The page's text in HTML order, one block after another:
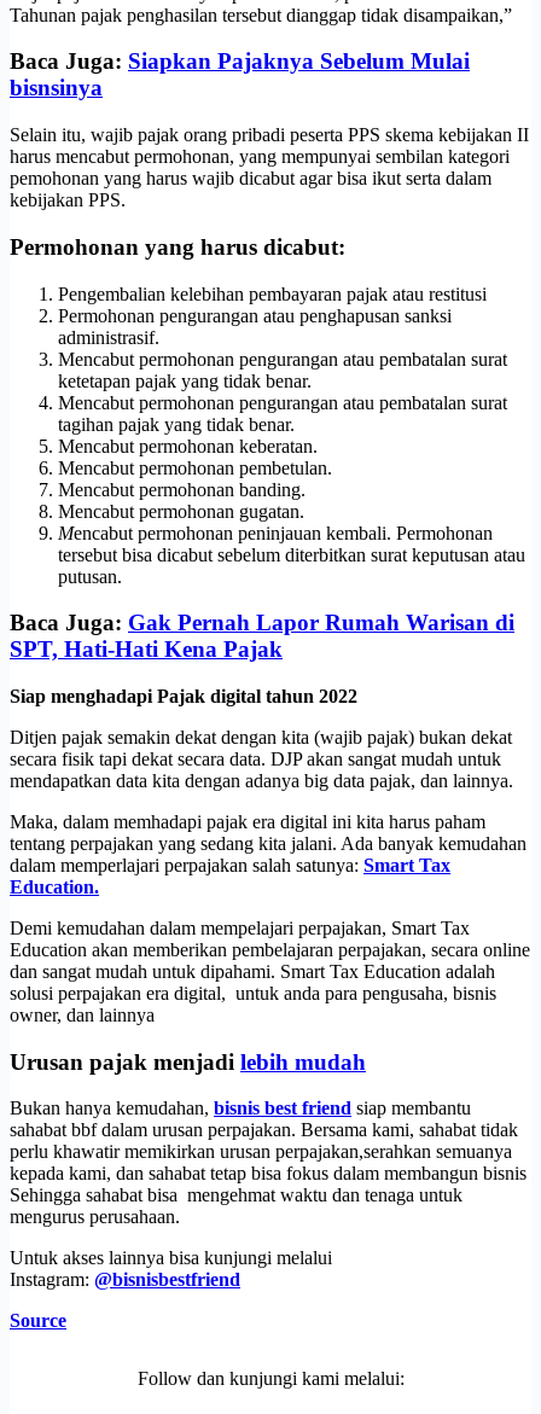
Tahunan pajak penghasilan tersebut dianggap tidak disampaikan,”
Baca Juga: Siapkan Pajaknya Sebelum Mulai
bisnsinya
Selain itu, wajib pajak orang pribadi peserta PPS skema kebijakan II
harus mencabut permohonan, yang mempunyai sembilan kategori
pemohonan yang harus wajib dicabut agar bisa ikut serta dalam
kebijakan PPS.
Permohonan yang harus dicabut:
Pengembalian kelebihan pembayaran pajak atau restitusi
Permohonan pengurangan atau penghapusan sanksi
administrasif.
Mencabut permohonan pengurangan atau pembatalan surat
ketetapan pajak yang tidak benar.
Mencabut permohonan pengurangan atau pembatalan surat
tagihan pajak yang tidak benar.
Mencabut permohonan keberatan.
Mencabut permohonan pembetulan.
Mencabut permohonan banding.
Mencabut permohonan gugatan.
Mencabut permohonan peninjauan kembali. Permohonan
tersebut bisa dicabut sebelum diterbitkan surat keputusan atau
putusan.
Baca Juga: Gak Pernah Lapor Rumah Warisan di
SPT, Hati-Hati Kena Pajak
Siap menghadapi Pajak digital tahun 2022
Ditjen pajak semakin dekat dengan kita (wajib pajak) bukan dekat
secara fisik tapi dekat secara data. DJP akan sangat mudah untuk
mendapatkan data kita dengan adanya big data pajak, dan lainnya.
Maka, dalam memhadapi pajak era digital ini kita harus paham
tentang perpajakan yang sedang kita jalani. Ada banyak kemudahan
dalam memperlajari perpajakan salah satunya: Smart Tax
Education.
Demi kemudahan dalam mempelajari perpajakan, Smart Tax
Education akan memberikan pembelajaran perpajakan, secara online
dan sangat mudah untuk dipahami. Smart Tax Education adalah
solusi perpajakan era digital, untuk anda para pengusaha, bisnis
owner, dan lainnya
Urusan pajak menjadi lebih mudah
Bukan hanya kemudahan, bisnis best friend siap membantu
sahabat bbf dalam urusan perpajakan. Bersama kami, sahabat tidak
perlu khawatir memikirkan urusan perpajakan,serahkan semuanya
kepada kami, dan sahabat tetap bisa fokus dalam membangun bisnis
Sehingga sahabat bisa mengehmat waktu dan tenaga untuk
mengurus perusahaan.
Untuk akses lainnya bisa kunjungi melalui
Instagram: @bisnisbestfriend
Source
Follow dan kunjungi kami melalui: